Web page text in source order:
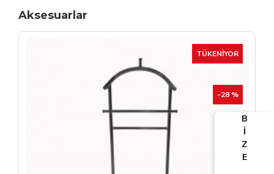
Aksesuarlar
TÜKENIYOR
-25 %
B
İ
Z
E